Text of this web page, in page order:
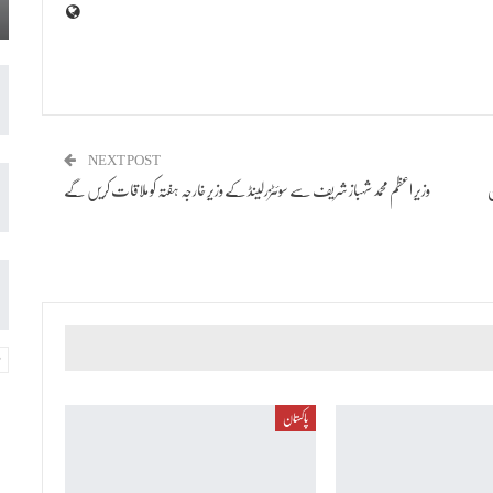
NEXT POST
وزیرِ اعظم محمد شہباز شریف سے سوئٹزرلینڈ کے وزیرِ خارجہ ہفتہ کو ملاقات کریں گے
پاکستان